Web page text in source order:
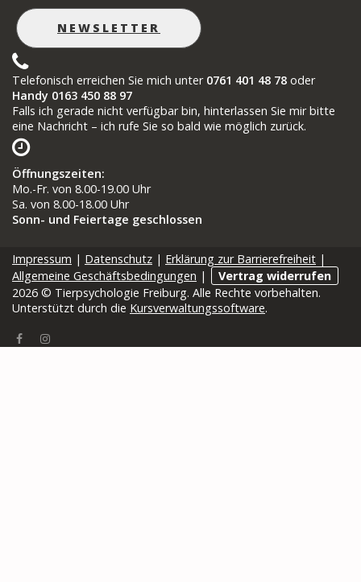
NEWSLETTER
Telefonisch erreichen Sie mich unter 0761 401 48 78 oder
Handy 0163 450 88 97
Falls ich gerade nicht verfügbar bin, hinterlassen Sie mir bitte
eine Nachricht – ich rufe Sie so bald wie möglich zurück.
Öffnungszeiten:
Mo.-Fr. von 8.00-19.00 Uhr
Sa. von 8.00-18.00 Uhr
Sonn- und Feiertage geschlossen
Impressum | Datenschutz | Erklärung zur Barrierefreiheit |
Allgemeine Geschäftsbedingungen |
Vertrag widerrufen
2026 © Tierpsychologie Freiburg. Alle Rechte vorbehalten.
Unterstützt durch die Kursverwaltungssoftware.